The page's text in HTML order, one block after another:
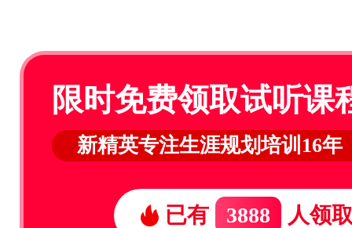
限时免费领取试听课
新精英专注生涯规划培训16年
已有 3888 人领